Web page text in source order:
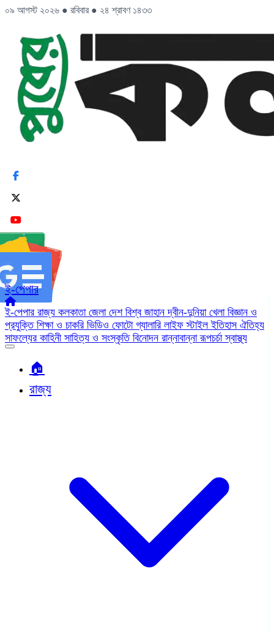
০৯ আগস্ট ২০২৬ ● রবিবার ● ২৪ শ্রাবণ ১৪৩৩
ই-পেপার
ই-পেপার রাজ্য কলকাতা জেলা দেশ বিশ্ব জাহানদ্বীন-দুনিয়া খেলা বিজ্ঞান ও
প্রযুক্তি শিক্ষা ও চাকরি ভিডিও ফোটো গ্যালারি লাইফ স্টাইলইতিহাস ঐতিহ্য
সাফল্যের কাহিনী সাহিত্য ও সংস্কৃতি বিনোদন রান্নাবান্নারূপচর্চাস্বাস্থ্য
🏠︎
রাজ্য